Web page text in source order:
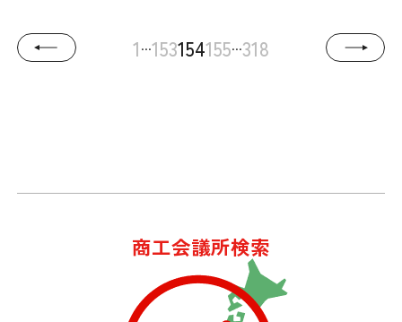
1...153154155...318
商工会議所検索